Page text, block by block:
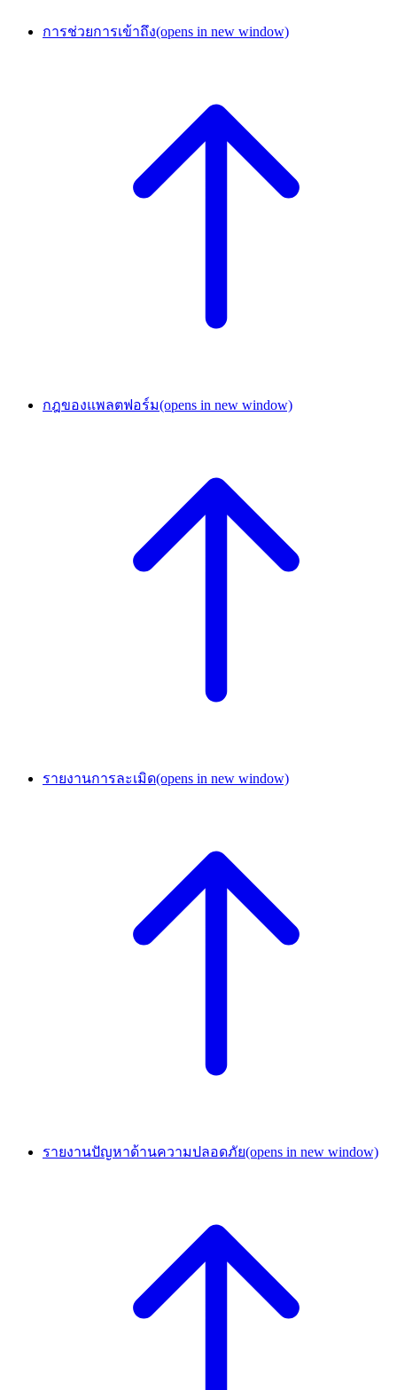
การช่วยการเข้าถึง(opens in new window)
กฎของแพลตฟอร์ม(opens in new window)
รายงานการละเมิด(opens in new window)
รายงานปัญหาด้านความปลอดภัย(opens in new window)